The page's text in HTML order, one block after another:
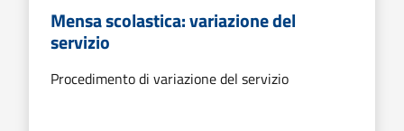
Mensa scolastica: variazione del
servizio
Procedimento di variazione del servizio